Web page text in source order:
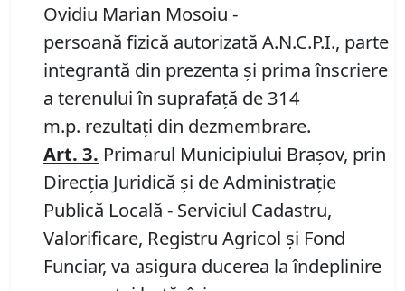
Ovidiu Marian Mosoiu -
persoană fizică autorizată A.N.C.P.I., parte
integrantă din prezenta și prima înscriere
a terenului în suprafață de 314
m.p. rezultați din dezmembrare.
Art. 3. Primarul Municipiului Brașov, prin
Direcția Juridică și de Administrație
Publică Locală - Serviciul Cadastru,
Valorificare, Registru Agricol și Fond
Funciar, va asigura ducerea la îndeplinire